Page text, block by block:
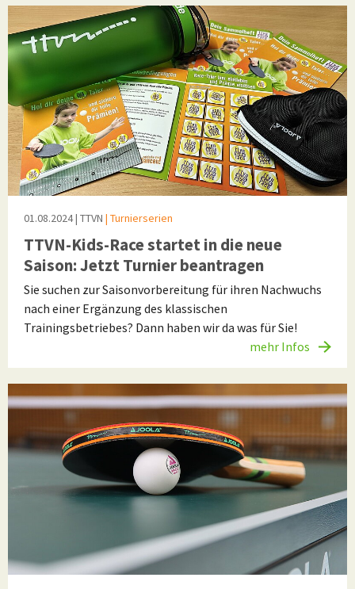
01.08.2024| TTVN | Turnierserien
TTVN-Kids-Race startet in die neue
Saison: Jetzt Turnier beantragen
Sie suchen zur Saisonvorbereitung für ihren Nachwuchs
nach einer Ergänzung des klassischen
Trainingsbetriebes? Dann haben wir da was für Sie!
mehr Infos